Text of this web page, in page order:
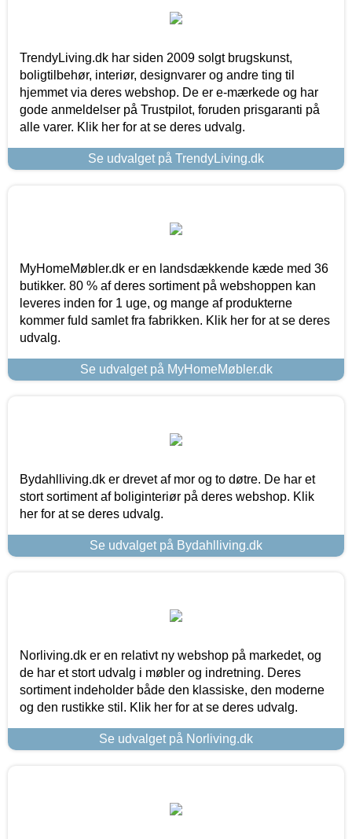
TrendyLiving.dk har siden 2009 solgt brugskunst,
boligtilbehør, interiør, designvarer og andre ting til
hjemmet via deres webshop. De er e-mærkede og har
gode anmeldelser på Trustpilot, foruden prisgaranti på
alle varer. Klik her for at se deres udvalg.
Se udvalget på TrendyLiving.dk
MyHomeMøbler.dk er en landsdækkende kæde med 36
butikker. 80 % af deres sortiment på webshoppen kan
leveres inden for 1 uge, og mange af produkterne
kommer fuld samlet fra fabrikken. Klik her for at se deres
udvalg.
Se udvalget på MyHomeMøbler.dk
Bydahlliving.dk er drevet af mor og to døtre. De har et
stort sortiment af boliginteriør på deres webshop. Klik
her for at se deres udvalg.
Se udvalget på Bydahlliving.dk
Norliving.dk er en relativt ny webshop på markedet, og
de har et stort udvalg i møbler og indretning. Deres
sortiment indeholder både den klassiske, den moderne
og den rustikke stil. Klik her for at se deres udvalg.
Se udvalget på Norliving.dk